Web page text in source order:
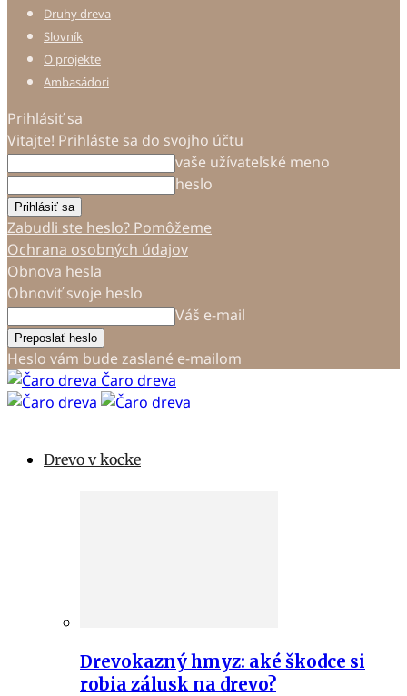
Druhy dreva
Slovník
O projekte
Ambasádori
Prihlásiť sa
Vitajte! Prihláste sa do svojho účtu
vaše užívateľské meno
heslo
Zabudli ste heslo? Pomôžeme
Ochrana osobných údajov
Obnova hesla
Obnoviť svoje heslo
Váš e-mail
Heslo vám bude zaslané e-mailom
Čaro dreva
Drevo v kocke
Drevokazný hmyz: aké škodce si
robia zálusk na drevo?